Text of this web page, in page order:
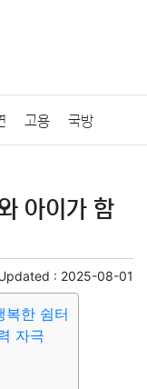
고용 국방
화폐 블록체인
증권 인테리어
스포츠 사진
아이가 함
: 2025-08-01
복한 쉼터
자극